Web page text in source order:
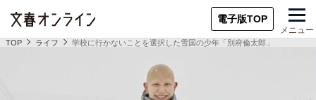
電子版TOP
メニュー
TOP ライフ 学校に行かないことを選択した雪国の少年「別府倫太郎」